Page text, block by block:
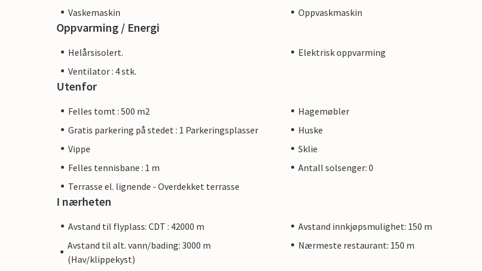
Vaskemaskin
Oppvaskmaskin
Oppvarming / Energi
Helårsisolert.
Elektrisk oppvarming
Ventilator : 4 stk.
Utenfor
Felles tomt : 500 m2
Hagemøbler
Gratis parkering på stedet : 1 Parkeringsplasser
Huske
Vippe
Sklie
Felles tennisbane : 1 m
Antall solsenger: 0
Terrasse el. lignende - Overdekket terrasse
I nærheten
Avstand til flyplass: CDT : 42000 m
Avstand innkjøpsmulighet: 150 m
Avstand til alt. vann/bading: 3000 m
(Hav/klippekyst)
Nærmeste restaurant: 150 m